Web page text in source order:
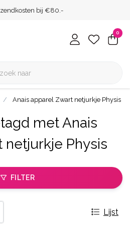
bij €80.-
0
Anais apparel Zwart netjurkje Physis
met Anais
netjurkje Physis
FILTER
Lijst